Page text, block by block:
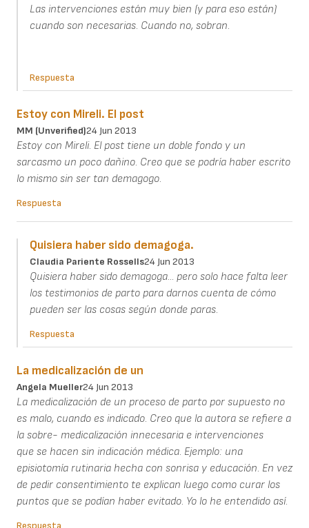
Las intervenciones están muy bien (y para eso están)
cuando son necesarias. Cuando no, sobran.
Respuesta
Estoy con Mireli. El post
MM (unverified)24 Jun 2013
Estoy con Mireli. El post tiene un doble fondo y un
sarcasmo un poco dañino. Creo que se podría haber escrito
lo mismo sin ser tan demagogo.
Respuesta
Quisiera haber sido demagoga.
Claudia Pariente Rossells24 Jun 2013
Quisiera haber sido demagoga... pero solo hace falta leer
los testimonios de parto para darnos cuenta de cómo
pueden ser las cosas según donde paras.
Respuesta
La medicalización de un
Angela Mueller24 Jun 2013
La medicalización de un proceso de parto por supuesto no
es malo, cuando es indicado. Creo que la autora se refiere a
la sobre- medicalización innecesaria e intervenciones
que se hacen sin indicación médica. Ejemplo: una
episiotomía rutinaria hecha con sonrisa y educación. En vez
de pedir consentimiento te explican luego como curar los
puntos que se podían haber evitado. Yo lo he entendido así.